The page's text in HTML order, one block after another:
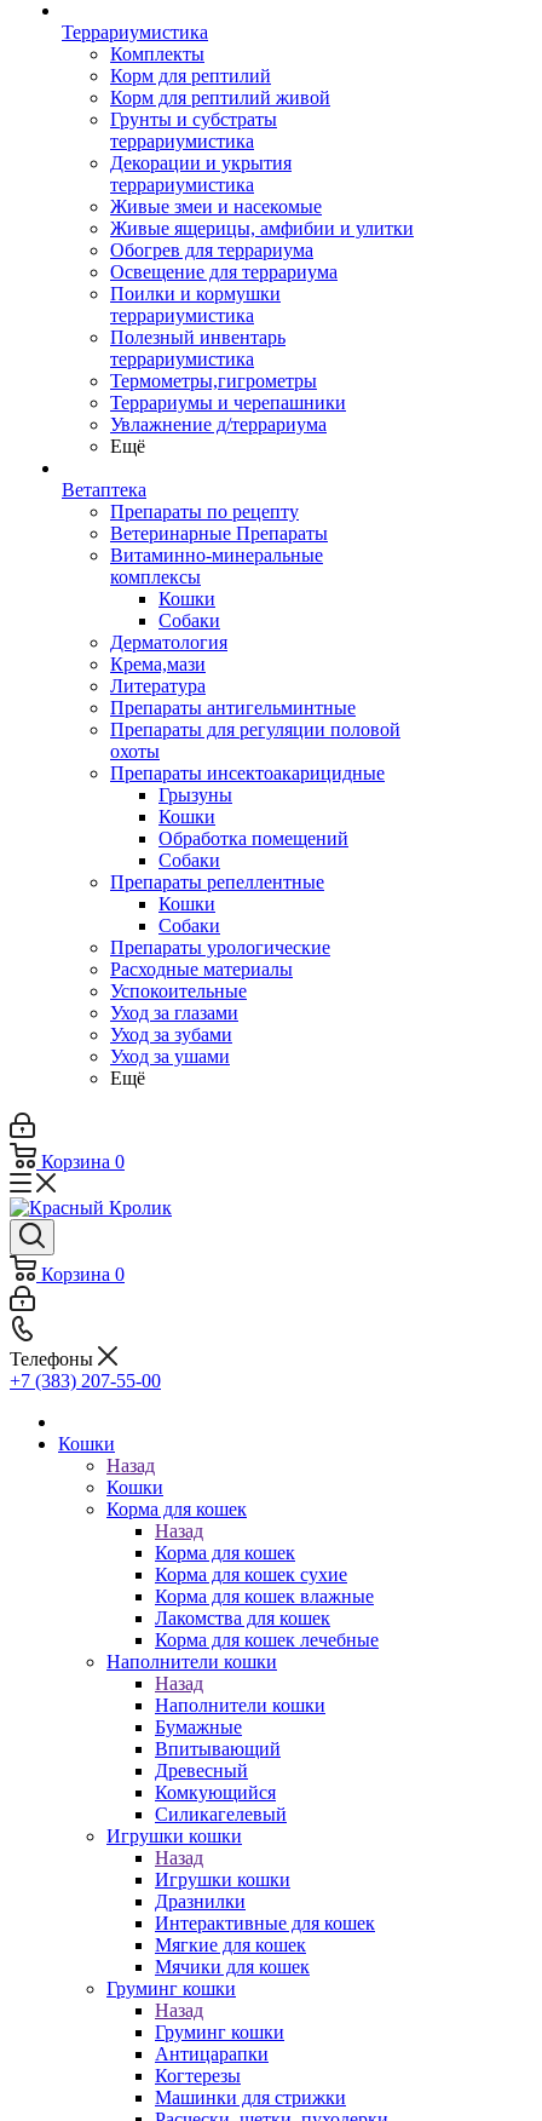
Террариумистика
Комплекты
Корм для рептилий
Корм для рептилий живой
Грунты и субстраты
террариумистика
Декорации и укрытия
террариумистика
Живые змеи и насекомые
Живые ящерицы, амфибии и улитки
Обогрев для террариума
Освещение для террариума
Поилки и кормушки
террариумистика
Полезный инвентарь
террариумистика
Термометры,гигрометры
Террариумы и черепашники
Увлажнение д/террариума
Ещё
Ветаптека
Препараты по рецепту
Ветеринарные Препараты
Витаминно-минеральные
комплексы
Кошки
Собаки
Дерматология
Крема,мази
Литература
Препараты антигельминтные
Препараты для регуляции половой
охоты
Препараты инсектоакарицидные
Грызуны
Кошки
Обработка помещений
Собаки
Препараты репеллентные
Кошки
Собаки
Препараты урологические
Расходные материалы
Успокоительные
Уход за глазами
Уход за зубами
Уход за ушами
Ещё
Корзина 0
Корзина 0
Телефоны
+7 (383) 207-55-00
Кошки
Назад
Кошки
Корма для кошек
Назад
Корма для кошек
Корма для кошек сухие
Корма для кошек влажные
Лакомства для кошек
Корма для кошек лечебные
Наполнители кошки
Назад
Наполнители кошки
Бумажные
Впитывающий
Древесный
Комкующийся
Силикагелевый
Игрушки кошки
Назад
Игрушки кошки
Дразнилки
Интерактивные для кошек
Мягкие для кошек
Мячики для кошек
Груминг кошки
Назад
Груминг кошки
Антицарапки
Когтерезы
Машинки для стрижки